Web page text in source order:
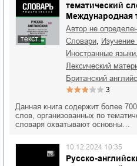
текст
тематический
Международная
Автор не
словари
иностранные языки
лексический
британский
3
Данная книга содержит более
слов, организованных по
словаря охватывают основны…
Русско-
10.12.2024 10:35